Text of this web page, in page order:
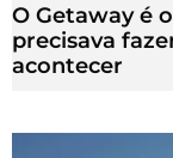
O Getaway é
precisava
acontecer